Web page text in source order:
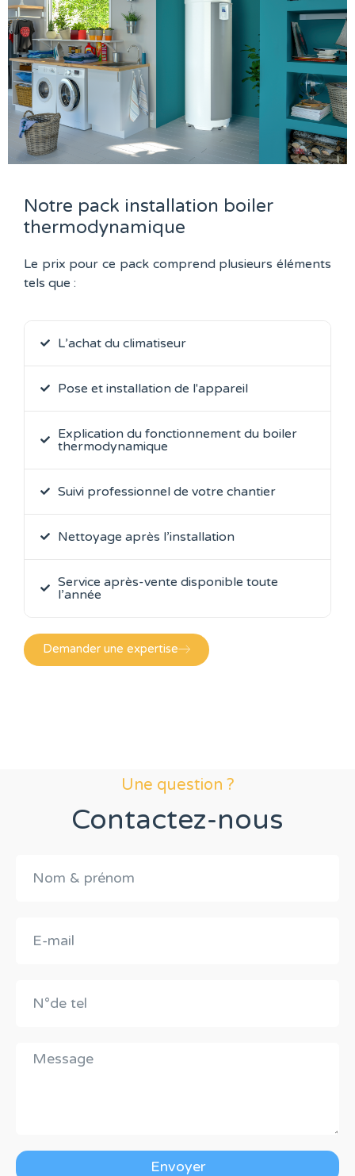
Notre pack installation boiler
thermodynamique
Le prix pour ce pack comprend plusieurs éléments
tels que :
L’achat du climatiseur
Pose et installation de l'appareil
Explication du fonctionnement du boiler
thermodynamique
Suivi professionnel de votre chantier
Nettoyage après l’installation
Service après-vente disponible toute
l’année
Demander une expertise
Une question ?
Contactez-nous
Envoyer